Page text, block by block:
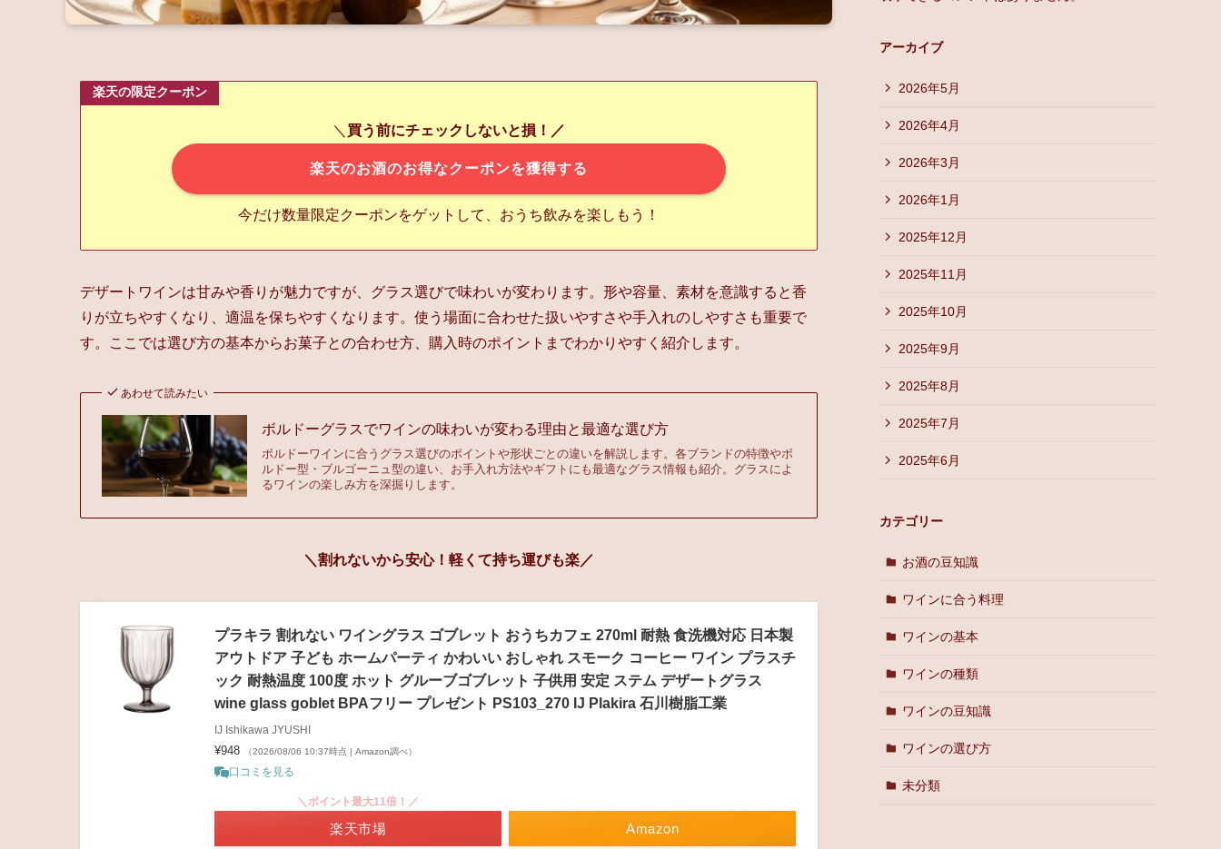
楽天の限定クーポン
＼ 買う前にチェックしないと損！／
楽天のお酒のお得なクーポンを獲得する
今だけ数量限定クーポンをゲットして、おうち飲みを楽しもう！
デザートワインは甘みや香りが魅力ですが、グラス選びで味わいが変わります。形や容量、素材を意識すると香
りが立ちやすくなり、適温を保ちやすくなります。使う場面に合わせた扱いやすさや手入れのしやすさも重要で
す。ここでは選び方の基本からお菓子との合わせ方、購入時のポイントまでわかりやすく紹介します。
あわせて読みたい
ボルドーグラスでワインの味わいが変わる理由と最適な選び方
ボルドーワインに合うグラス選びのポイントや形状ごとの違いを解説します。各ブランドの特徴やボ
ルドー型・ブルゴーニュ型の違い、お手入れ方法やギフトにも最適なグラス情報も紹介。グラスによ
るワインの楽しみ方を深掘りします。
＼割れないから安心！軽くて持ち運びも楽／
プラキラ 割れない ワイングラス ゴブレット おうちカフェ 270ml 耐熱 食洗機対応 日本製
アウトドア 子ども ホームパーティ かわいい おしゃれ スモーク コーヒー ワイン プラスチ
ック 耐熱温度 100度 ホット グルーブゴブレット 子供用 安定 ステム デザートグラス
wine glass goblet BPAフリー プレゼント PS103_270 IJ Plakira 石川樹脂工業
IJ Ishikawa JYUSHI
¥948 （2026/08/06 10:37時点 | Amazon調べ）
口コミを見る
Amazon
＼ポイント最大11倍！／
楽天市場
アーカイブ
2026年5月
2026年4月
2026年3月
2026年1月
2025年12月
2025年11月
2025年10月
2025年9月
2025年8月
2025年7月
2025年6月
カテゴリー
お酒の豆知識
ワインに合う料理
ワインの基本
ワインの種類
ワインの豆知識
ワインの選び方
未分類